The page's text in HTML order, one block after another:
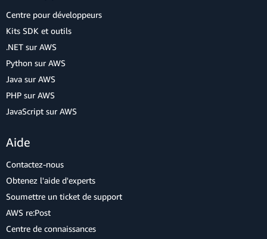
Centre pour développeurs
Kits SDK et outils
.NET sur AWS
Python sur AWS
Java sur AWS
PHP sur AWS
JavaScript sur AWS
Aide
Contactez-nous
Obtenez l'aide d'experts
Soumettre un ticket de support
AWS re:Post
Centre de connaissances